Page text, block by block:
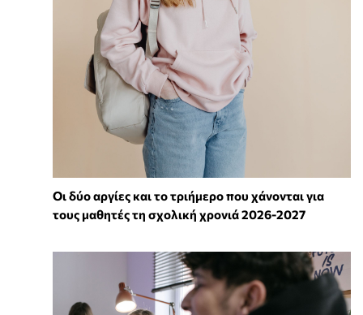
Οι δύο αργίες και το τριήμερο που χάνονται για
τους μαθητές τη σχολική χρονιά 2026-2027